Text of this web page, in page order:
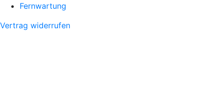
Fernwartung
Vertrag widerrufen